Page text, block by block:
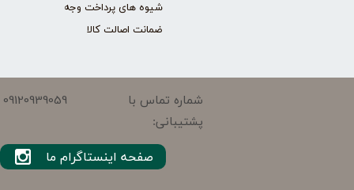
شیوه های پرداخت وجه
ضمانت اصالت کالا
شماره تماس با
پشتیبانی:
09120939059
صفحه اینستاگرام ما